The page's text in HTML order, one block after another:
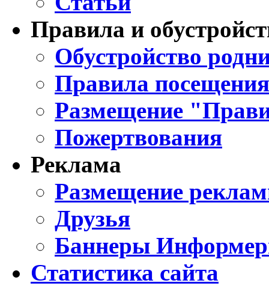
Правила и
Обустройство
Правила
Размещение
Пожертвования
Реклама
Размещение
Друзья
Баннеры
Статистика сайта